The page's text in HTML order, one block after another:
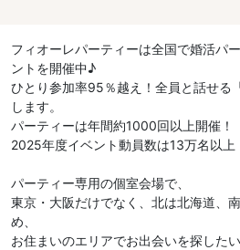
フィオーレパーティーは全国で婚活パ
ントを開催中♪
ひとり参加率95％越え！全員と話せる
します。
パーティーは年間約1000回以上開催！
2025年度イベント動員数は13万名以上
パーティー専用の個室会場で、
東京・大阪だけでなく、北は北海道、
め、
お住まいのエリアでお出会いを探した